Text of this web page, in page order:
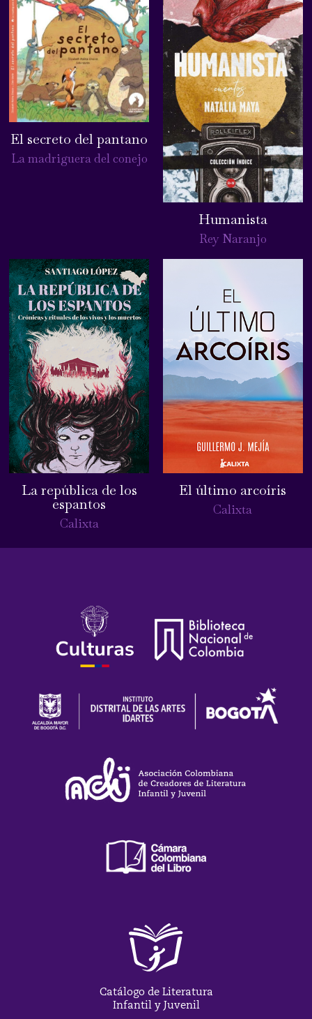
El secreto del pantano
La madriguera del conejo
Humanista
Rey Naranjo
La república de los
espantos
Calixta
El último arcoíris
Calixta
Catálogo de Literatura
Infantil y Juvenil